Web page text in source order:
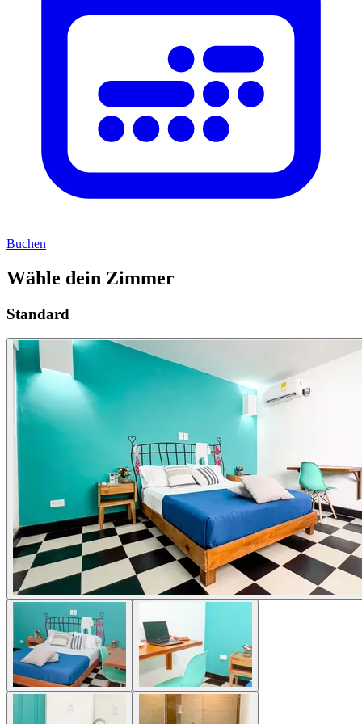
Buchen
Wähle dein Zimmer
Standard